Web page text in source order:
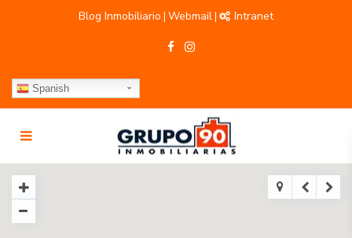
Blog Inmobiliario | Webmail| Intranet
Spanish